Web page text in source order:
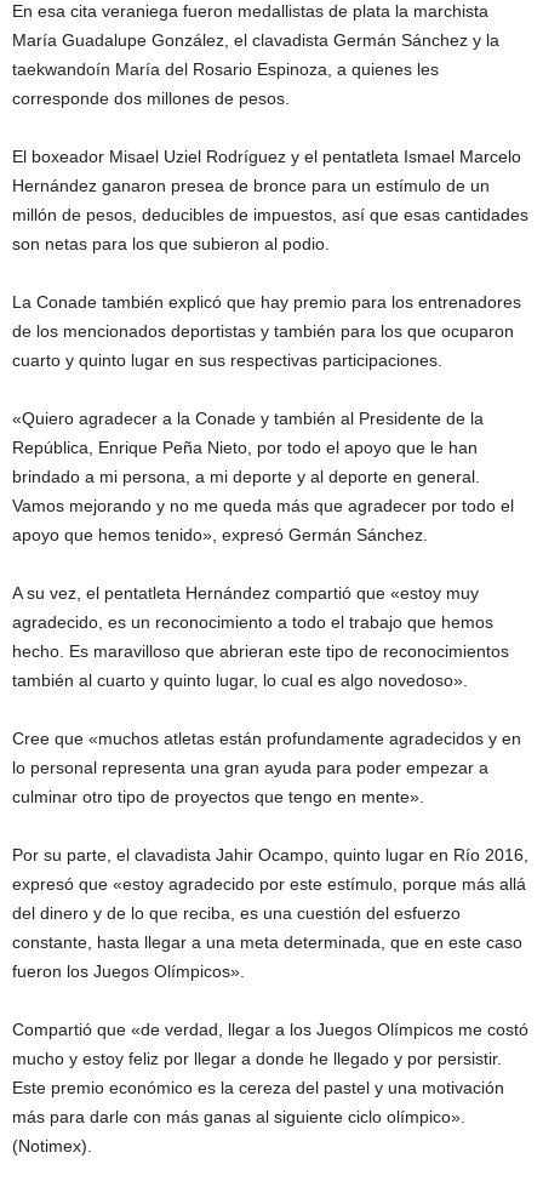
En esa cita veraniega fueron medallistas de plata la marchista
María Guadalupe González, el clavadista Germán Sánchez y la
taekwandoín María del Rosario Espinoza, a quienes les
corresponde dos millones de pesos.
El boxeador Misael Uziel Rodríguez y el pentatleta Ismael Marcelo
Hernández ganaron presea de bronce para un estímulo de un
millón de pesos, deducibles de impuestos, así que esas cantidades
son netas para los que subieron al podio.
La Conade también explicó que hay premio para los entrenadores
de los mencionados deportistas y también para los que ocuparon
cuarto y quinto lugar en sus respectivas participaciones.
«Quiero agradecer a la Conade y también al Presidente de la
República, Enrique Peña Nieto, por todo el apoyo que le han
brindado a mi persona, a mi deporte y al deporte en general.
Vamos mejorando y no me queda más que agradecer por todo el
apoyo que hemos tenido», expresó Germán Sánchez.
A su vez, el pentatleta Hernández compartió que «estoy muy
agradecido, es un reconocimiento a todo el trabajo que hemos
hecho. Es maravilloso que abrieran este tipo de reconocimientos
también al cuarto y quinto lugar, lo cual es algo novedoso».
Cree que «muchos atletas están profundamente agradecidos y en
lo personal representa una gran ayuda para poder empezar a
culminar otro tipo de proyectos que tengo en mente».
Por su parte, el clavadista Jahir Ocampo, quinto lugar en Río 2016,
expresó que «estoy agradecido por este estímulo, porque más allá
del dinero y de lo que reciba, es una cuestión del esfuerzo
constante, hasta llegar a una meta determinada, que en este caso
fueron los Juegos Olímpicos».
Compartió que «de verdad, llegar a los Juegos Olímpicos me costó
mucho y estoy feliz por llegar a donde he llegado y por persistir.
Este premio económico es la cereza del pastel y una motivación
más para darle con más ganas al siguiente ciclo olímpico».
(Notimex).